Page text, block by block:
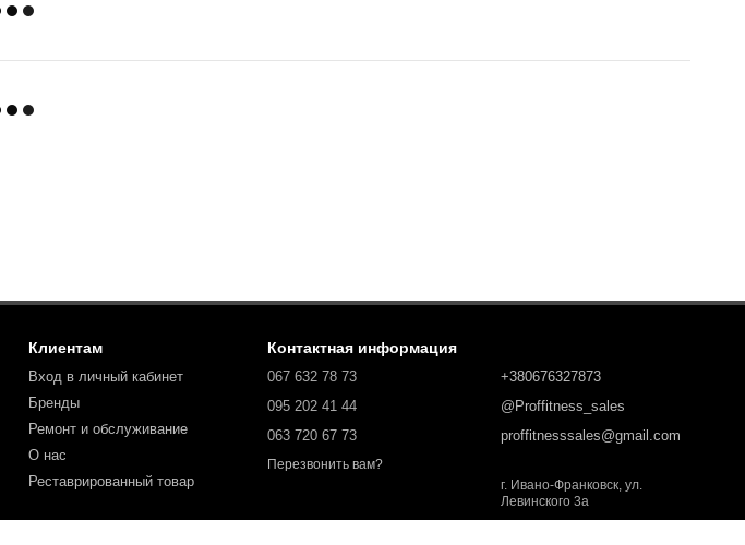
Клиентам
Вход в личный кабинет
Бренды
Ремонт и обслуживание
О нас
Реставрированный товар
Контактная информация
067 632 78 73
095 202 41 44
063 720 67 73
Перезвонить вам?
+380676327873
@Proffitness_sales
proffitnesssales@gmail.com
г. Ивано-Франковск, ул.
Левинского 3а